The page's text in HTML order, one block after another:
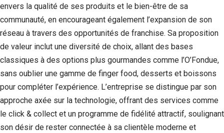
envers la qualité de ses produits et le bien-être de sa
communauté, en encourageant également l’expansion de son
réseau à travers des opportunités de franchise. Sa proposition
de valeur inclut une diversité de choix, allant des bases
classiques à des options plus gourmandes comme l’O’Fondue,
sans oublier une gamme de finger food, desserts et boissons
pour compléter l’expérience. L’entreprise se distingue par son
approche axée sur la technologie, offrant des services comme
le click & collect et un programme de fidélité attractif, soulignant
son désir de rester connectée à sa clientèle moderne et